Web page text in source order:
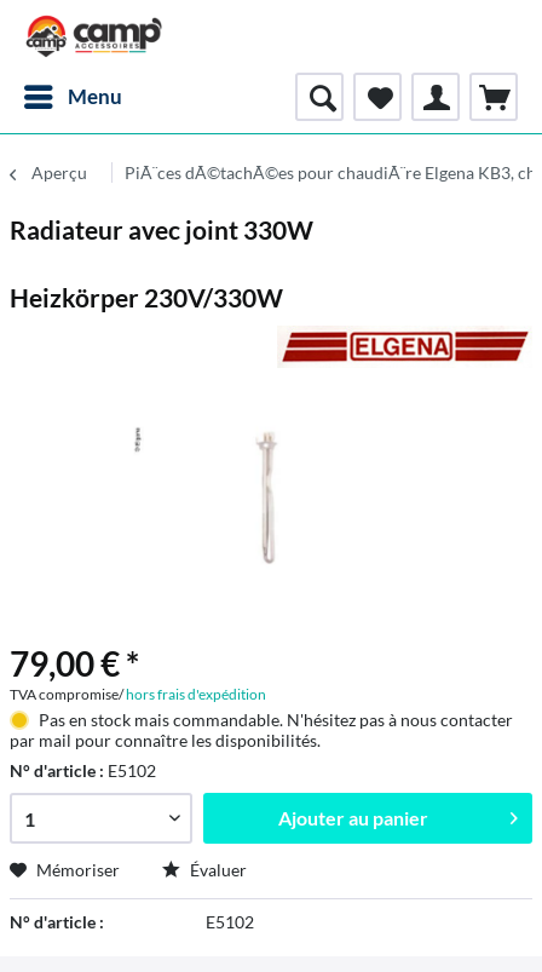
Menu
Aperçu PiÃ¨ces dÃ©tachÃ©es pour chaudiÃ¨re Elgena KB3,
Radiateur avec joint 330W
Heizkörper 230V/330W
79,00 € *
TVA compromise/hors frais d'expédition
Pas en stock mais commandable. N'hésitez pas à nous contacter
par mail pour connaître les disponibilités.
N° d'article : E5102
Ajouter au panier
Mémoriser Évaluer
N° d'article : E5102